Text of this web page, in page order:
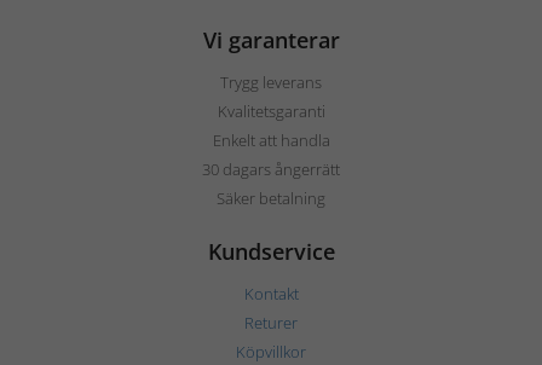
Vi garanterar
Trygg leverans
Kvalitetsgaranti
Enkelt att handla
30 dagars ångerrätt
Säker betalning
Kundservice
Kontakt
Returer
Köpvillkor